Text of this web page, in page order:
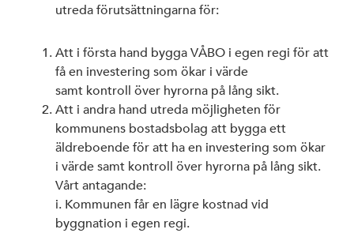
utreda förutsättningarna för:
Att i första hand bygga VÅBO i egen regi för att
få en investering som ökar i värde
samt kontroll över hyrorna på lång sikt.
Att i andra hand utreda möjligheten för
kommunens bostadsbolag att bygga ett
äldreboende för att ha en investering som ökar
i värde samt kontroll över hyrorna på lång sikt.
Vårt antagande:
i. Kommunen får en lägre kostnad vid
byggnation i egen regi.